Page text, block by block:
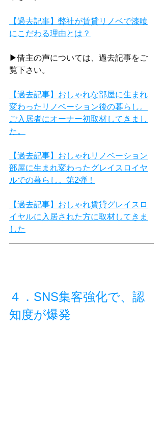
【過去記事】弊社が賃貸リノベで漆喰
にこだわる理由とは？
▶借主の声については、過去記事をご
覧下さい。
【過去記事】おしゃれな部屋に生まれ
変わったリノベーション後の暮らし。
ご入居者にオーナー初取材してきまし
た。
【過去記事】おしゃれリノベーション
部屋に生まれ変わったグレイスロイヤ
ルでの暮らし。第2弾！
【過去記事】おしゃれ賃貸グレイスロ
イヤルに入居された方に取材してきま
した
４．SNS集客強化で、認
知度が爆発